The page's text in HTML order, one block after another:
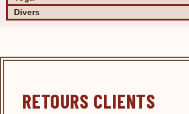
Divers
RETOURS CLIENTS